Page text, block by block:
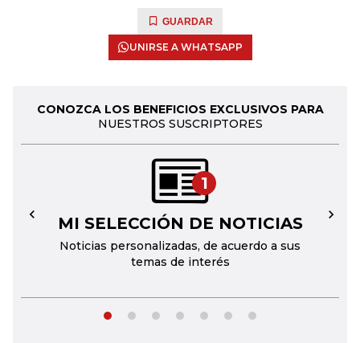
GUARDAR
UNIRSE A WHATSAPP
CONOZCA LOS BENEFICIOS EXCLUSIVOS PARA
NUESTROS SUSCRIPTORES
1
MI SELECCIÓN DE NOTICIAS
Noticias personalizadas, de acuerdo a sus
temas de interés
← →